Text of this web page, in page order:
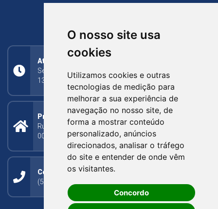
O nosso site usa
cookies
Utilizamos cookies e outras
tecnologias de medição para
melhorar a sua experiência de
navegação no nosso site, de
forma a mostrar conteúdo
personalizado, anúncios
direcionados, analisar o tráfego
do site e entender de onde vêm
os visitantes.
Concordo
Atendimento
Segunda a Sexta: 8h às 11h30min (manhã);
13h30min às 17h (tarde)
Prefeitura Municipal
Rua Silva Jardim, 505 - Bairro Centro - CEP: 95340-
000
Contato
(54) 3273-1649 ou (54) 3273-1150